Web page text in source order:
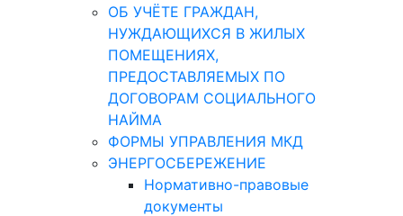
ОБ УЧЁТЕ ГРАЖДАН,
НУЖДАЮЩИХСЯ В ЖИЛЫХ
ПОМЕЩЕНИЯХ,
ПРЕДОСТАВЛЯЕМЫХ ПО
ДОГОВОРАМ СОЦИАЛЬНОГО
НАЙМА
ФОРМЫ УПРАВЛЕНИЯ МКД
ЭНЕРГОСБЕРЕЖЕНИЕ
Нормативно-правовые
документы